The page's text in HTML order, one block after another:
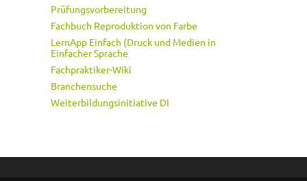
Prüfungsvorbereitung
Fachbuch Reproduktion von Farbe
LernApp Einfach (Druck und Medien in
Einfacher Sprache
Fachpraktiker-Wiki
Branchensuche
Weiterbildungsinitiative DI